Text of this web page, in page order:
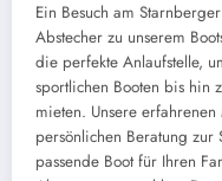
Ein Besuch am
Abstecher zu unserem
die perfekte Anlaufstelle,
sportlichen Booten bis hin
mieten. Unsere
persönlichen Beratung zur
passende Boot für Ihren